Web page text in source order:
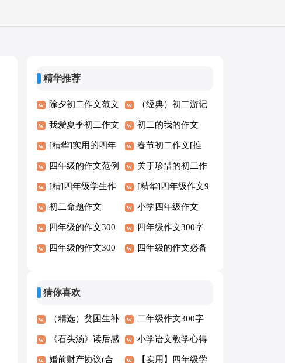
精华推荐
除夕初二作文范文 （经典）初二游记
作文
我爱夏季初二作文 初二的我的作文
[精华]实用的四年
级的作文
春节初二作文[推
荐]
四年级的作文范例
（10篇）
关于珍惜的初二作
文
[精]四年级学生作
文8篇
[精华]四年级作文9
篇
初二命题作文 小学四年级作文
[集锦7篇]
四年级的作文300
字通用【8篇】
四年级作文300字
通用（6篇）
四年级的作文300 四年级的作文必备
猜你喜欢
（精选）贫困生补
助申请书
二年级作文300字
[通用]
《石头汤》读后感 小学语文教学心得
体会(集锦15篇)
婚前财产协议(合 【实用】四年级学